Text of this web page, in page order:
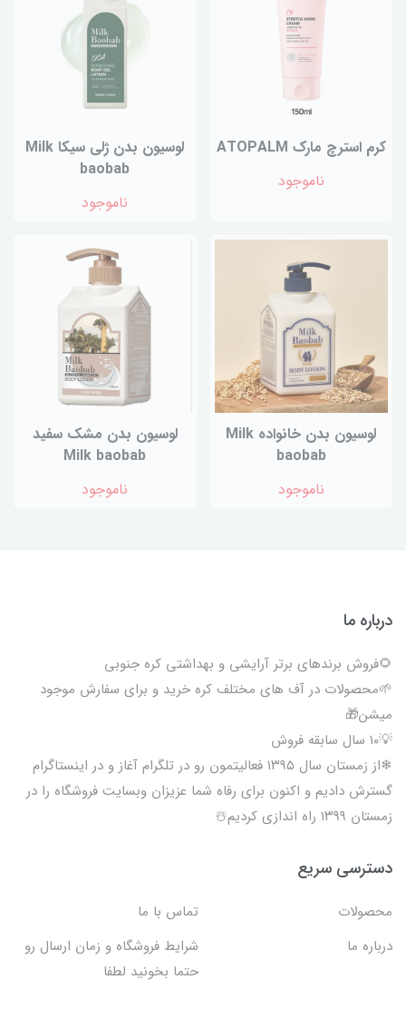
کرم استرچ مارک ATOPALM
ناموجود
لوسیون بدن ژلی سیکا Milk
baobab
ناموجود
لوسیون بدن خانواده Milk
baobab
ناموجود
لوسیون بدن مشک سفید
Milk baobab
ناموجود
درباره ما
🌻فروش برندهای برتر آرایشی و بهداشتی کره جنوبی
🌱محصولات در آف های مختلف کره خرید و برای سفارش موجود
میشن🎁
💡۱۰ سال سابقه فروش
❄از زمستان سال ۱۳۹۵ فعالیتمون رو در تلگرام آغاز و در اینستاگرام
گسترش دادیم و اکنون برای رفاه شما عزیزان وبسایت فروشگاه را در
زمستان ۱۳۹۹ راه اندازی کردیم☃️
دسترسی سریع
محصولات
تماس با ما
درباره ما
شرایط فروشگاه و زمان ارسال رو
حتما بخونید لطفا